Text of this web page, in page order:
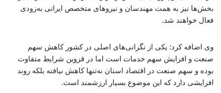
بخش‌ها نیز به همت مهندسان و نیروهای متخصص ایرانی به‌زودی
فعال خواهند شد.
وی اضافه کرد: یکی از نگرانی‌های اصلی در کشور کاهش سهم
صنعت و افزایش سهم خدمات است اما در قزوین شرایط متفاوت
بوده و سهم صنعت در اقتصاد استان نه‌تنها کاهش نیافته بلکه روند
افزایشی دارد که این موضوع بسیار ارزشمند است.